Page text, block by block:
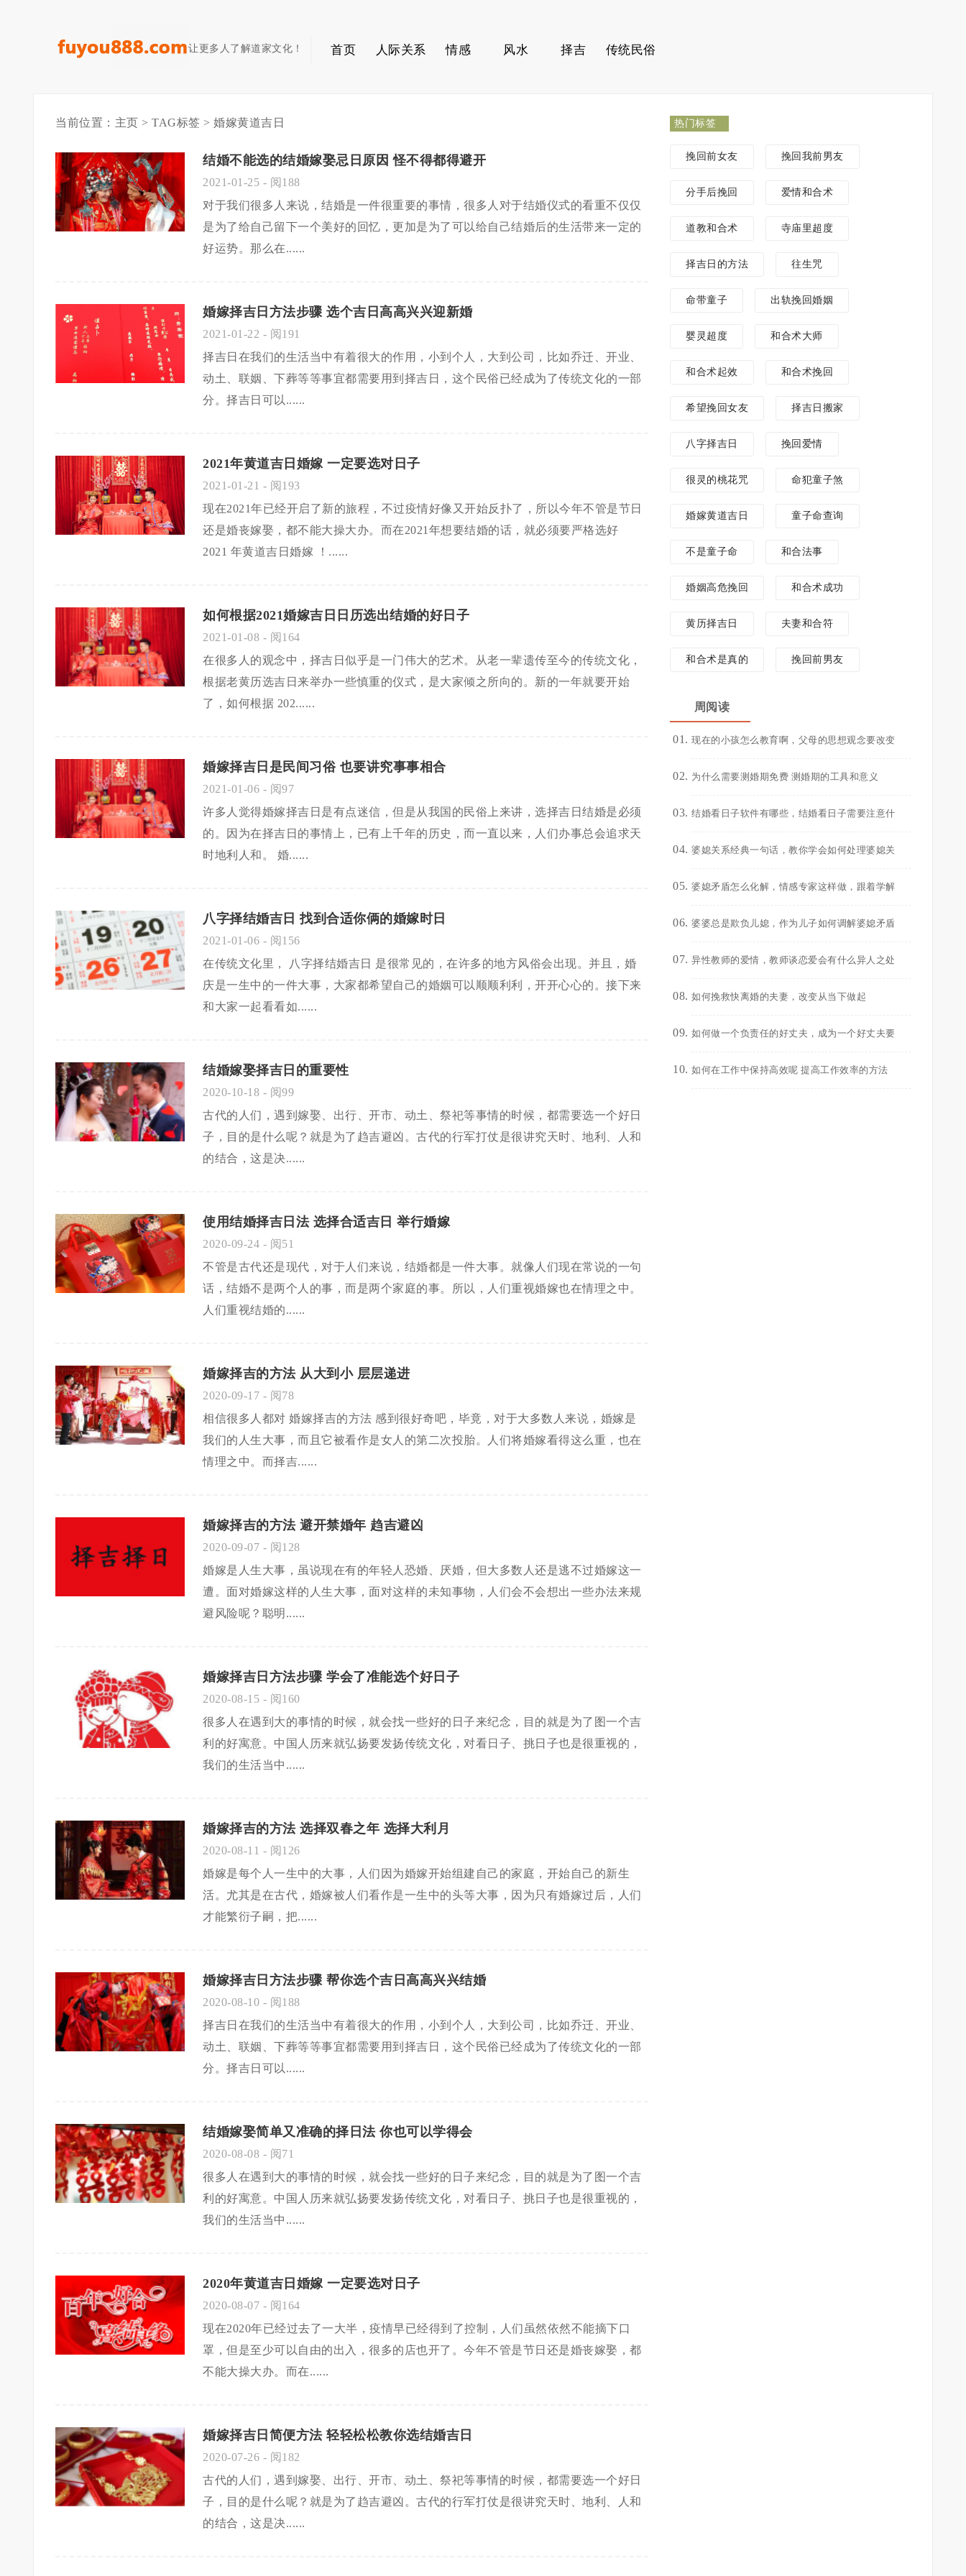
让更多人了解道家文化！ 首页 人际关系 情感 风水 择吉 传统民俗
当前位置： 主页 > TAG标签 > 婚嫁黄道吉日
结婚不能选的结婚嫁娶忌日原因 怪不得都得避开
2021-01-25 - 阅188
对于我们很多人来说，结婚是一件很重要的事情，很多人对于结婚仪式的看重不仅仅
是为了给自己留下一个美好的回忆，更加是为了可以给自己结婚后的生活带来一定的
好运势。那么在......
婚嫁择吉日方法步骤 选个吉日高高兴兴迎新婚
2021-01-22 - 阅191
择吉日在我们的生活当中有着很大的作用，小到个人，大到公司，比如乔迁、开业、
动土、联姻、下葬等等事宜都需要用到择吉日，这个民俗已经成为了传统文化的一部
分。择吉日可以......
2021年黄道吉日婚嫁 一定要选对日子
2021-01-21 - 阅193
现在2021年已经开启了新的旅程，不过疫情好像又开始反扑了，所以今年不管是节日
还是婚丧嫁娶，都不能大操大办。而在2021年想要结婚的话，就必须要严格选好
2021 年黄道吉日婚嫁 ！......
如何根据2021婚嫁吉日日历选出结婚的好日子
2021-01-08 - 阅164
在很多人的观念中，择吉日似乎是一门伟大的艺术。从老一辈遗传至今的传统文化，
根据老黄历选吉日来举办一些慎重的仪式，是大家倾之所向的。新的一年就要开始
了，如何根据 202......
婚嫁择吉日是民间习俗 也要讲究事事相合
2021-01-06 - 阅97
许多人觉得婚嫁择吉日是有点迷信，但是从我国的民俗上来讲，选择吉日结婚是必须
的。因为在择吉日的事情上，已有上千年的历史，而一直以来，人们办事总会追求天
时地利人和。 婚......
八字择结婚吉日 找到合适你俩的婚嫁时日
2021-01-06 - 阅156
在传统文化里， 八字择结婚吉日 是很常见的，在许多的地方风俗会出现。并且，婚
庆是一生中的一件大事，大家都希望自己的婚姻可以顺顺利利，开开心心的。接下来
和大家一起看看如......
结婚嫁娶择吉日的重要性
2020-10-18 - 阅99
古代的人们，遇到嫁娶、出行、开市、动土、祭祀等事情的时候，都需要选一个好日
子，目的是什么呢？就是为了趋吉避凶。古代的行军打仗是很讲究天时、地利、人和
的结合，这是决......
使用结婚择吉日法 选择合适吉日 举行婚嫁
2020-09-24 - 阅51
不管是古代还是现代，对于人们来说，结婚都是一件大事。就像人们现在常说的一句
话，结婚不是两个人的事，而是两个家庭的事。所以，人们重视婚嫁也在情理之中。
人们重视结婚的......
婚嫁择吉的方法 从大到小 层层递进
2020-09-17 - 阅78
相信很多人都对 婚嫁择吉的方法 感到很好奇吧，毕竟，对于大多数人来说，婚嫁是
我们的人生大事，而且它被看作是女人的第二次投胎。人们将婚嫁看得这么重，也在
情理之中。而择吉......
婚嫁择吉的方法 避开禁婚年 趋吉避凶
2020-09-07 - 阅128
婚嫁是人生大事，虽说现在有的年轻人恐婚、厌婚，但大多数人还是逃不过婚嫁这一
遭。面对婚嫁这样的人生大事，面对这样的未知事物，人们会不会想出一些办法来规
避风险呢？聪明......
婚嫁择吉日方法步骤 学会了准能选个好日子
2020-08-15 - 阅160
很多人在遇到大的事情的时候，就会找一些好的日子来纪念，目的就是为了图一个吉
利的好寓意。中国人历来就弘扬要发扬传统文化，对看日子、挑日子也是很重视的，
我们的生活当中......
婚嫁择吉的方法 选择双春之年 选择大利月
2020-08-11 - 阅126
婚嫁是每个人一生中的大事，人们因为婚嫁开始组建自己的家庭，开始自己的新生
活。尤其是在古代，婚嫁被人们看作是一生中的头等大事，因为只有婚嫁过后，人们
才能繁衍子嗣，把......
婚嫁择吉日方法步骤 帮你选个吉日高高兴兴结婚
2020-08-10 - 阅188
择吉日在我们的生活当中有着很大的作用，小到个人，大到公司，比如乔迁、开业、
动土、联姻、下葬等等事宜都需要用到择吉日，这个民俗已经成为了传统文化的一部
分。择吉日可以......
结婚嫁娶简单又准确的择日法 你也可以学得会
2020-08-08 - 阅71
很多人在遇到大的事情的时候，就会找一些好的日子来纪念，目的就是为了图一个吉
利的好寓意。中国人历来就弘扬要发扬传统文化，对看日子、挑日子也是很重视的，
我们的生活当中......
2020年黄道吉日婚嫁 一定要选对日子
2020-08-07 - 阅164
现在2020年已经过去了一大半，疫情早已经得到了控制，人们虽然依然不能摘下口
罩，但是至少可以自由的出入，很多的店也开了。今年不管是节日还是婚丧嫁娶，都
不能大操大办。而在......
婚嫁择吉日简便方法 轻轻松松教你选结婚吉日
2020-07-26 - 阅182
古代的人们，遇到嫁娶、出行、开市、动土、祭祀等事情的时候，都需要选一个好日
子，目的是什么呢？就是为了趋吉避凶。古代的行军打仗是很讲究天时、地利、人和
的结合，这是决......
热门标签
挽回前女友 挽回我前男友
分手后挽回 爱情和合术
道教和合术 寺庙里超度
择吉日的方法 往生咒
命带童子 出轨挽回婚姻
婴灵超度 和合术大师
和合术起效 和合术挽回
希望挽回女友 择吉日搬家
八字择吉日 挽回爱情
很灵的桃花咒 命犯童子煞
婚嫁黄道吉日 童子命查询
不是童子命 和合法事
婚姻高危挽回 和合术成功
黄历择吉日 夫妻和合符
和合术是真的 挽回前男友
周阅读
现在的小孩怎么教育啊，父母的思想观念要改变
为什么需要测婚期免费 测婚期的工具和意义
结婚看日子软件有哪些，结婚看日子需要注意什
婆媳关系经典一句话，教你学会如何处理婆媳关
婆媳矛盾怎么化解，情感专家这样做，跟着学解
婆婆总是欺负儿媳，作为儿子如何调解婆媳矛盾
异性教师的爱情，教师谈恋爱会有什么异人之处
如何挽救快离婚的夫妻，改变从当下做起
如何做一个负责任的好丈夫，成为一个好丈夫要
如何在工作中保持高效呢 提高工作效率的方法